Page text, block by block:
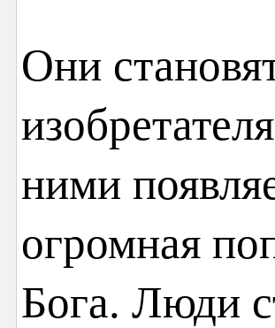
Они
ними
огромная
Бога. Люди